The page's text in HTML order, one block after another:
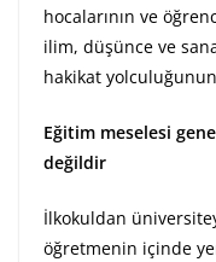
hocalarının ve
ilim, düşünce ve
hakikat
Eğitim meselesi
değildir
İlkokuldan
öğretmenin içinde